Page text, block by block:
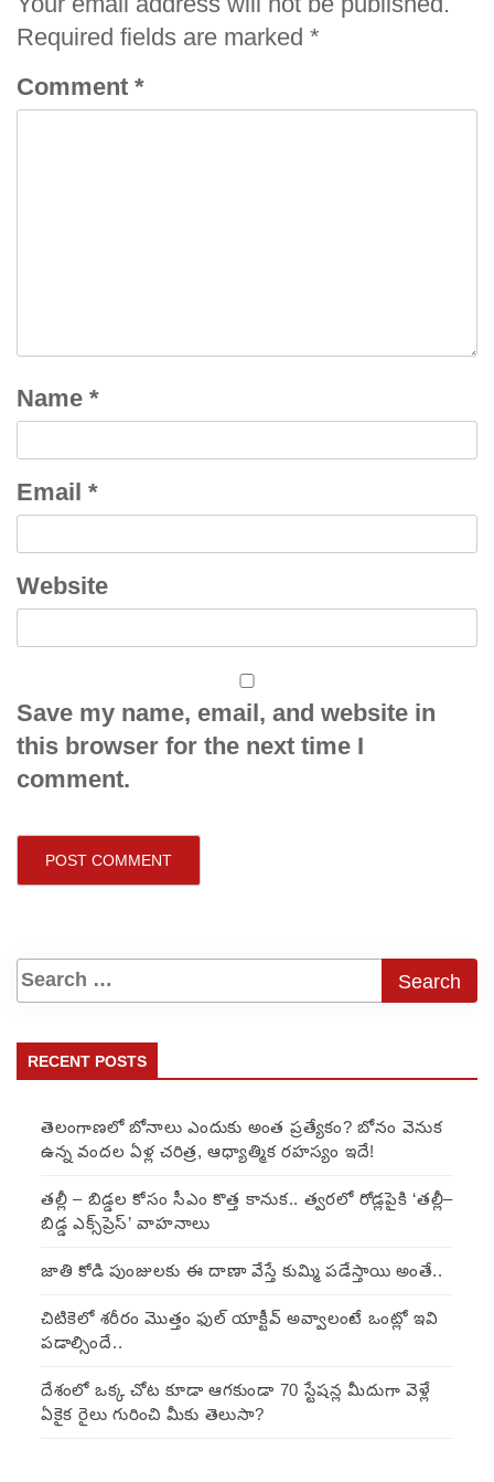
Required fields are marked *
Comment *
Name *
Email *
Website
Save my name, email, and website in
this browser for the next time I
comment.
RECENT POSTS
తెలంగాణలో బోనాలు ఎందుకు అంత ప్రత్యేకం? బోనం వెనుక
ఉన్న వందల ఏళ్ల చరిత్ర, ఆధ్యాత్మిక రహస్యం ఇదే!
తల్లీ – బిడ్డల కోసం సీఎం కొత్త కానుక.. త్వరలో రోడ్లపైకి ‘తల్లీ–
బిడ్డ ఎక్స్‌ప్రెస్’ వాహనాలు
జాతి కోడి పుంజులకు ఈ దాణా వేస్తే కుమ్మి పడేస్తాయి అంతే..
చిటికెలో శరీరం మొత్తం ఫుల్ యాక్టీవ్ అవ్వాలంటే ఒంట్లో ఇవి
పడాల్సిందే..
దేశంలో ఒక్క చోట కూడా ఆగకుండా 70 స్టేషన్ల మీదుగా వెళ్లే
ఏకైక రైలు గురించి మీకు తెలుసా?